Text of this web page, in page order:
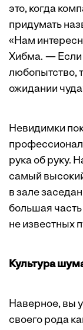
это, когда
придумать
«Нам
Хибма. — Если
любопытство,
ожидании
Невидимки
рука об руку.
самый
в зале
большая
не известных
Культура
Наверное, вы
своего рода